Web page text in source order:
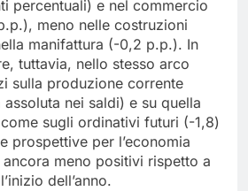
percentuali) e nel commercio
meno nelle costruzioni
manifattura (-0,2 p.p.). In
tuttavia, nello stesso arco
sulla produzione corrente
nei saldi) e su quella
sugli ordinativi futuri (-1,8)
prospettive per l’economia
meno positivi rispetto a
dell’anno.